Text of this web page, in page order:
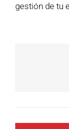
gestión de tu